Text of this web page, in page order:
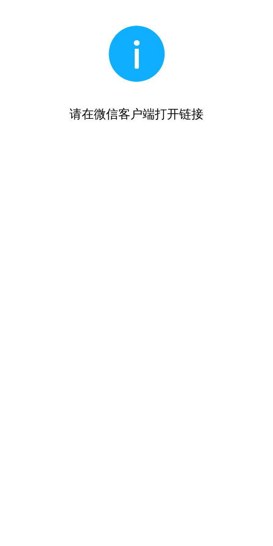
请在微信客户端打开链接